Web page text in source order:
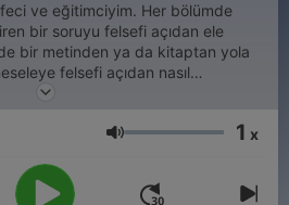
ve eğitimciyim. Her bölümde
bir soruyu felsefi açıdan ele
bir metinden ya da kitaptan yola
birlikte düşünmek. Sadece bir
buluşmalara davet ediyorum.
Lydstyrke 1 x